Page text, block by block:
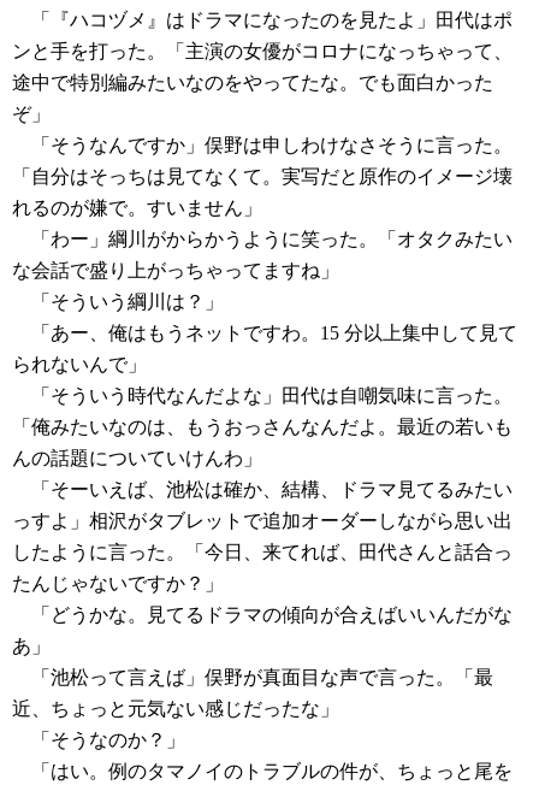
「『ハコヅメ』はドラマになったのを見たよ」田代はポ
ンと手を打った。「主演の女優がコロナになっちゃって、
途中で特別編みたいなのをやってたな。でも面白かった
ぞ」
「そうなんですか」俣野は申しわけなさそうに言った。
「自分はそっちは見てなくて。実写だと原作のイメージ壊
れるのが嫌で。すいません」
「わー」綱川がからかうように笑った。「オタクみたい
な会話で盛り上がっちゃってますね」
「そういう綱川は？」
「あー、俺はもうネットですわ。15 分以上集中して見て
られないんで」
「そういう時代なんだよな」田代は自嘲気味に言った。
「俺みたいなのは、もうおっさんなんだよ。最近の若いも
んの話題についていけんわ」
「そーいえば、池松は確か、結構、ドラマ見てるみたい
っすよ」相沢がタブレットで追加オーダーしながら思い出
したように言った。「今日、来てれば、田代さんと話合っ
たんじゃないですか？」
「どうかな。見てるドラマの傾向が合えばいいんだがな
あ」
「池松って言えば」俣野が真面目な声で言った。「最
近、ちょっと元気ない感じだったな」
「そうなのか？」
「はい。例のタマノイのトラブルの件が、ちょっと尾を